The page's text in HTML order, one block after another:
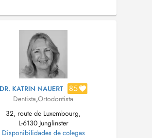
DR. KATRIN NAUERT 85
Dentista,Ortodontista
32, route de Luxembourg,
L-6130 Junglinster
Disponibilidades de colegas